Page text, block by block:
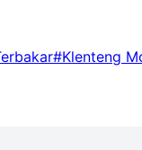
#Klenteng